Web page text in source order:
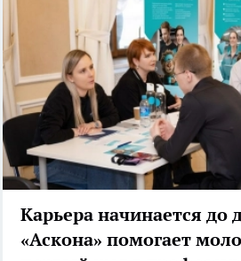
Карьера начинается до
«Аскона» помогает